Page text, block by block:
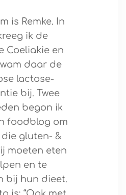
is Remke. In
ik de
Coeliakie en
daar de
lactose-
bij. Twee
begon ik
foodblog om
gluten- &
moeten eten
en te
bij hun dieet.